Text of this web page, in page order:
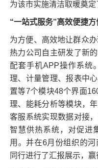
为该市实施清洁取暖奠定
“一站式服务”高效便捷
为方便、高效地让群众
热力公司自主研发了新
配套手机APP操作系统
理、计量管理、报表中
置等7个模块48个界面
理、能耗分析等模块，
客服系统实现数据对接
智慧供热系统，对促进
用。并在6月份组织的
同行进行了汇报展示，赢